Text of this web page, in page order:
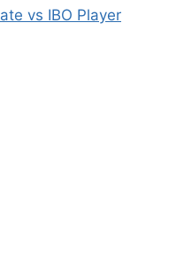
vs IBO Player